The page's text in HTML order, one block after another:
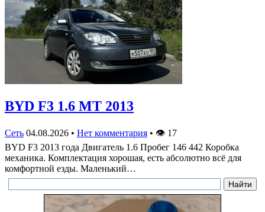
BYD F3 1.6 MT 2013
Сеть 04.08.2026 • Нет комментария • 👁 17
BYD F3 2013 года Двигатель 1.6 Пробег 146 442 Коробка
механика. Комплектация хорошая, есть абсолютно всё для
комфортной езды. Маленький…